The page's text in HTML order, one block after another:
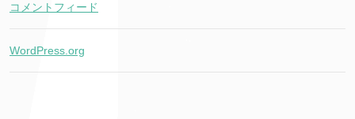
コメントフィード
WordPress.org